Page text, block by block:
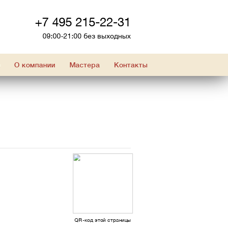
+7 495 215-22-31
09:00-21:00 без выходных
О компании Мастера Контакты
QR-код этой страницы